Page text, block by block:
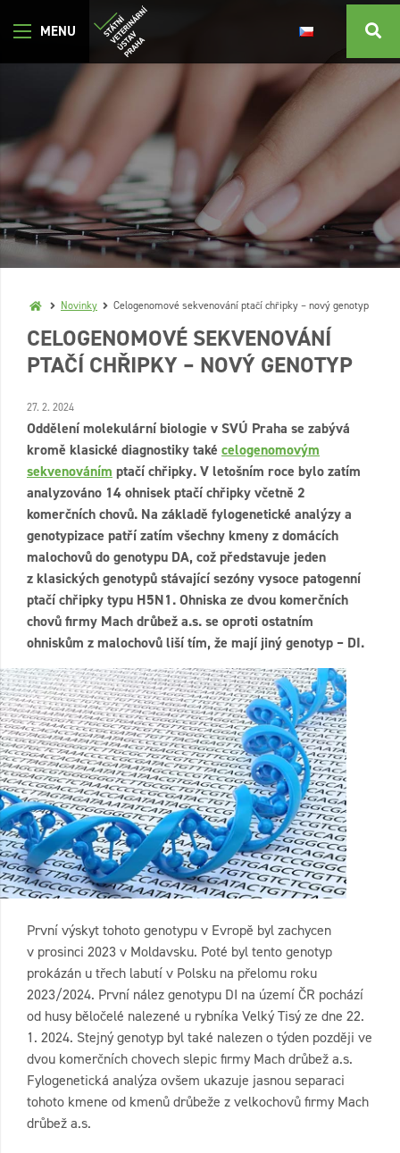
Novinky Celogenomové sekvenování ptačí chřipky – nový genotyp
CELOGENOMOVÉ SEKVENOVÁNÍ
PTAČÍ CHŘIPKY – NOVÝ GENOTYP
27. 2. 2024
Oddělení molekulární biologie v SVÚ Praha se zabývá
kromě klasické diagnostiky také celogenomovým
sekvenováním ptačí chřipky. V letošním roce bylo zatím
analyzováno 14 ohnisek ptačí chřipky včetně 2
komerčních chovů. Na základě fylogenetické analýzy a
genotypizace patří zatím všechny kmeny z domácích
malochovů do genotypu DA, což představuje jeden
z klasických genotypů stávající sezóny vysoce patogenní
ptačí chřipky typu H5N1. Ohniska ze dvou komerčních
chovů firmy Mach drůbež a.s. se oproti ostatním
ohniskům z malochovů liší tím, že mají jiný genotyp – DI.
První výskyt tohoto genotypu v Evropě byl zachycen
v prosinci 2023 v Moldavsku. Poté byl tento genotyp
prokázán u třech labutí v Polsku na přelomu roku
2023/2024. První nález genotypu DI na území ČR pochází
od husy běločelé nalezené u rybníka Velký Tisý ze dne 22.
1. 2024. Stejný genotyp byl také nalezen o týden později ve
dvou komerčních chovech slepic firmy Mach drůbež a.s.
Fylogenetická analýza ovšem ukazuje jasnou separaci
tohoto kmene od kmenů drůbeže z velkochovů firmy Mach
drůbež a.s.